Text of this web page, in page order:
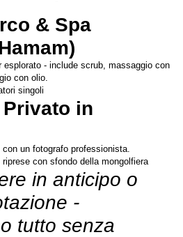
& Spa
esplorato - include scrub, massaggio con
con olio.
singoli
in
un fotografo professionista.
con sfondo della mongolfiera
in anticipo o
-
tutto senza